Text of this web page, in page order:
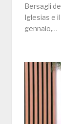
Bersagli
Iglesias e
gennaio,…